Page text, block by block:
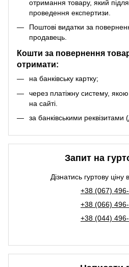
отримання товару, який
проведення експертизи.
Поштові видатки за
продавець.
Кошти за повернення
отримати:
на банківську картку;
через платіжну систему,
на сайті.
за банківськими реквізитами
Запит на
Дізнатись гуртову
+38 (067)
+38 (066)
+38 (044)